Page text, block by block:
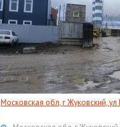
Московская обл, г Жуковский,